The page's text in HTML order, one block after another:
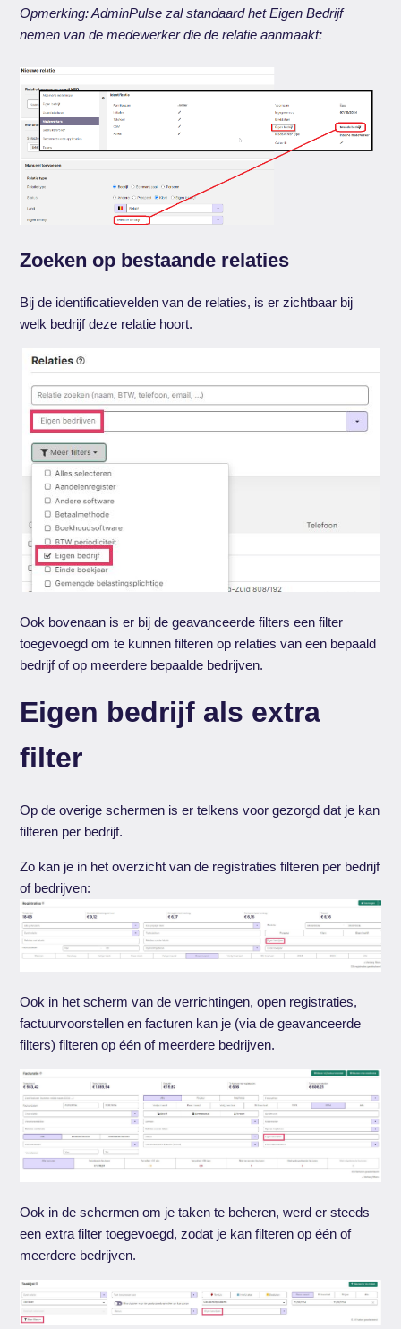
Opmerking: AdminPulse zal standaard het Eigen Bedrijf
nemen van de medewerker die de relatie aanmaakt:
Zoeken op bestaande relaties
Bij de identificatievelden van de relaties, is er zichtbaar bij
welk bedrijf deze relatie hoort.
Ook bovenaan is er bij de geavanceerde filters een filter
toegevoegd om te kunnen filteren op relaties van een bepaald
bedrijf of op meerdere bepaalde bedrijven.
Eigen bedrijf als extra
filter
Op de overige schermen is er telkens voor gezorgd dat je kan
filteren per bedrijf.
Zo kan je in het overzicht van de registraties filteren per bedrijf
of bedrijven:
Ook in het scherm van de verrichtingen, open registraties,
factuurvoorstellen en facturen kan je (via de geavanceerde
filters) filteren op één of meerdere bedrijven.
Ook in de schermen om je taken te beheren, werd er steeds
een extra filter toegevoegd, zodat je kan filteren op één of
meerdere bedrijven.